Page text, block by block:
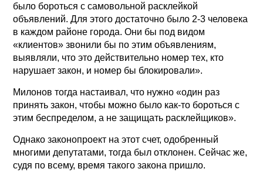
было бороться с самовольной расклейкой
объявлений. Для этого достаточно было 2-3 человека
в каждом районе города. Они бы под видом
«клиентов» звонили бы по этим объявлениям,
выявляли, что это действительно номер тех, кто
нарушает закон, и номер бы блокировали».
Милонов тогда настаивал, что нужно «один раз
принять закон, чтобы можно было как-то бороться с
этим беспределом, а не защищать расклейщиков».
Однако законопроект на этот счет, одобренный
многими депутатами, тогда был отклонен. Сейчас же,
судя по всему, время такого закона пришло.